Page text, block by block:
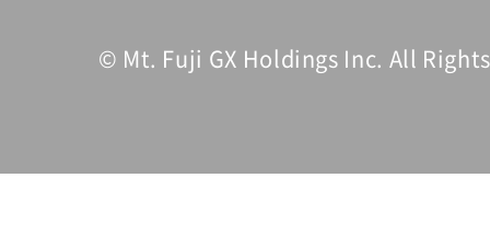
© Mt. Fuji GX Holdings Inc. All